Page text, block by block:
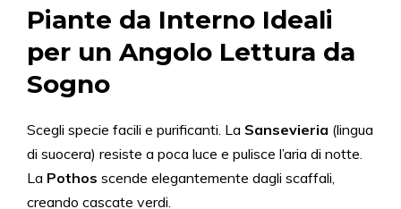
Piante da Interno Ideali
per un Angolo Lettura da
Sogno
Scegli specie facili e purificanti. La Sansevieria (lingua
di suocera) resiste a poca luce e pulisce l’aria di notte.
La Pothos scende elegantemente dagli scaffali,
creando cascate verdi.